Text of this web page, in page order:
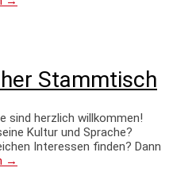
Stammtisch
sind herzlich willkommen!
Kultur und Sprache?
Interessen finden? Dann
→